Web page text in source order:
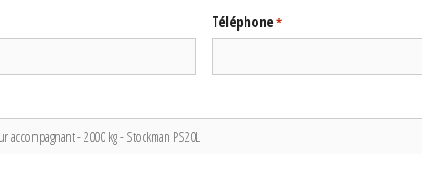
Téléphone*